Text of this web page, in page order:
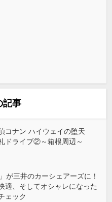
記事
コナン ハイウェイの堕天
ドライブ②～箱根周辺～
が三井のカーシェアーズに！
適、そしてオシャレになった
ェック